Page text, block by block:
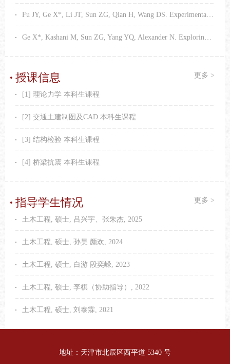
Fu JY, Ge X*, Li JT, Sun ZG, Qian H, Wang DS. Experimental investigation of the seismic performance of precast post-tensioned segmental bridge piers with stainless energy-dissipating bars. Engineering Structures, 2023, 283, 115889.
Ge X*, Kashani M, Sun ZG, Yang YQ, Alexander N. Exploring the performance of experimentally benchmarked RC bridge pier models when subjected to sequential seismic shocks. Structures, 2022, 45, 1530-1543.
更多 >
授课信息
[1] 理论力学 本科生课程
[2] 交通土建制图及CAD 本科生课程
[3] 结构检验 本科生课程
[4] 桥梁抗震 本科生课程
更多 >
指导学生情况
土木工程, 硕士, 吕兴宇、张朱杰, 2025
土木工程, 硕士, 孙昊 颜欢, 2024
土木工程, 硕士, 白游 段奕嵘, 2023
土木工程, 硕士, 李棋（协助指导）, 2022
土木工程, 硕士, 刘泰霖, 2021
地址：天津市北辰区西平道 5340 号